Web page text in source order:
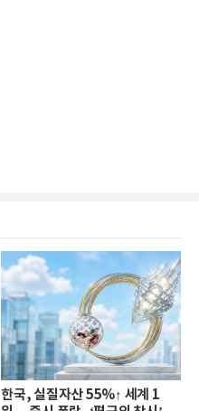
한국, 실질자산 55%↑ 세계 1